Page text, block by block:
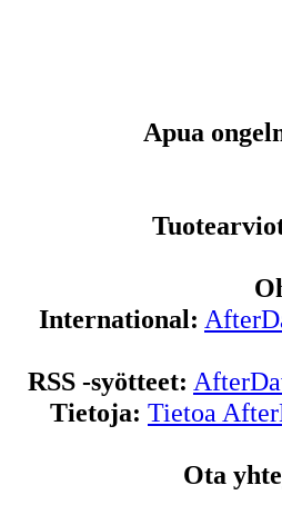
Apua
International:
RSS -syötteet:
Tietoja: Tietoa
Ota